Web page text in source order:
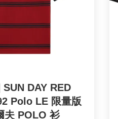
SUN DAY RED
Polo LE 限量版
夫 POLO 衫